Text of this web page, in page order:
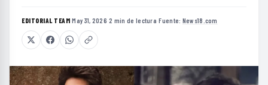
EDITORIAL TEAM·May 31, 2026·2 min de lectura·Fuente: News18.com